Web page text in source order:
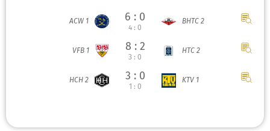
ACW 1 6 : 0
4 : 0
BHTC 2
VFB 1 8 : 2
3 : 0
HTC 2
HCH 2 3 : 0
1 : 0
KTV 1